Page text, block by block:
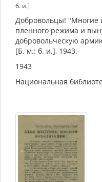
б. и.]
Добровольцы! "Многие
пленного режима и
добровольческую
[Б. м.: б. и.], 1943.
1943
Национальная